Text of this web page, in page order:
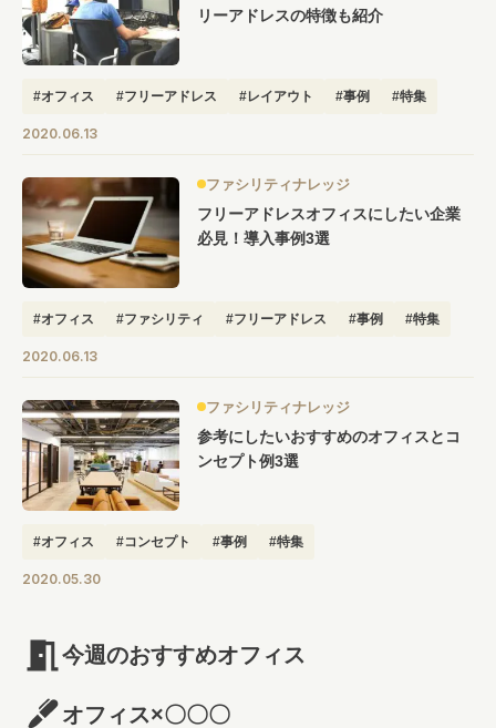
リーアドレスの特徴も紹介
#オフィス #フリーアドレス #レイアウト #事例 #特集
2020.06.13
ファシリティナレッジ
フリーアドレスオフィスにしたい企業
必見！導入事例3選
#オフィス #ファシリティ #フリーアドレス #事例 #特集
2020.06.13
ファシリティナレッジ
参考にしたいおすすめのオフィスとコ
ンセプト例3選
#オフィス #コンセプト #事例 #特集
2020.05.30
今週のおすすめオフィス
オフィス×〇〇〇